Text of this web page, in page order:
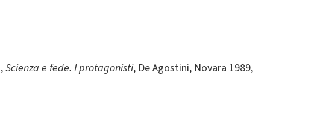
Scienza e fede. I protagonisti, De Agostini, Novara 1989,